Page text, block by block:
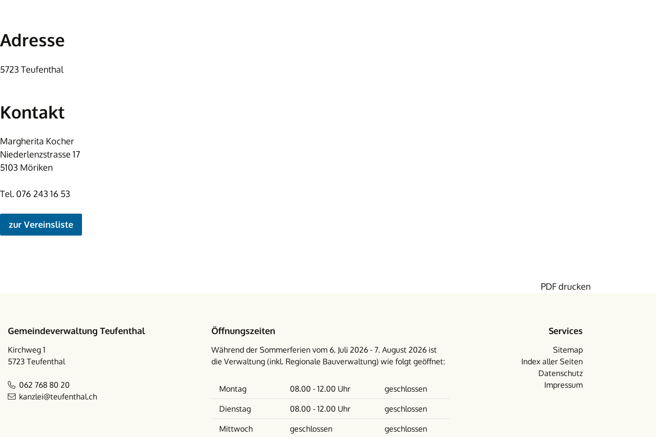
Adresse
5723 Teufenthal
Kontakt
Margherita Kocher
Niederlenzstrasse 17
5103 Möriken
Tel. 076 243 16 53
zur Vereinsliste
PDF drucken
Footer
Gemeindeverwaltung Teufenthal
Kirchweg 1
5723 Teufenthal
062 768 80 20
kanzlei@teufenthal.ch
Öffnungszeiten
Während der Sommerferien vom 6. Juli 2026 - 7. August 2026 ist
die Verwaltung (inkl. Regionale Bauverwaltung) wie folgt geöffnet:
Wochentag Vormittag Nachmittag
Montag 08.00 - 12.00 Uhr geschlossen
Dienstag 08.00 - 12.00 Uhr geschlossen
Mittwoch geschlossen geschlossen
Services
Sitemap
Index aller Seiten
Datenschutz
Impressum